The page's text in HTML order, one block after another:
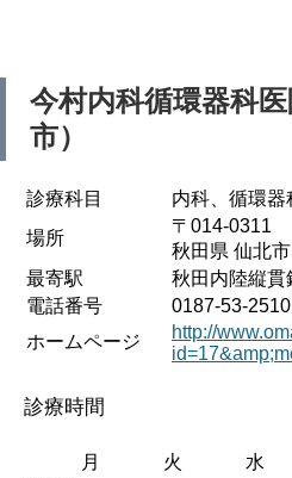
今村内科循環器科
市）
診療科目
内科、循環器
場所
〒014-0311
秋田県 仙北
最寄駅
秋田内陸縦貫
電話番号
0187-53-2510
ホームページ
http://
診療時間
月 火 水